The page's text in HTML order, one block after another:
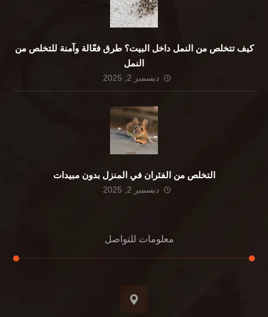
كيف تتخلص من النمل داخل البيت؟ طرق فعّالة وآمنة للتخلص من
النمل
ديسمبر 2, 2025
التخلص من الفئران في المنزل بدون مبيدات
ديسمبر 2, 2025
معلومات للتواصل